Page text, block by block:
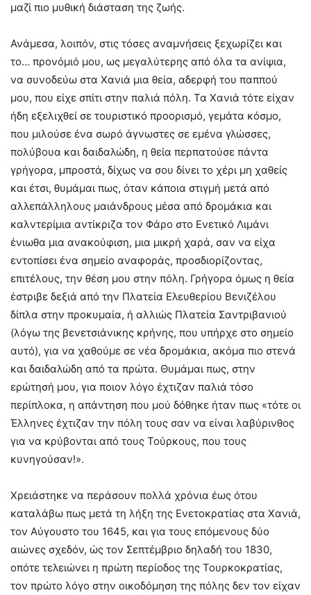
μαζί πιο μυθική διάσταση της ζωής.
Ανάμεσα, λοιπόν, στις τόσες αναμνήσεις ξεχωρίζει και
το… προνόμιό μου, ως μεγαλύτερης από όλα τα ανίψια,
να συνοδεύω στα Χανιά μια θεία, αδερφή του παππού
μου, που είχε σπίτι στην παλιά πόλη. Τα Χανιά τότε είχαν
ήδη εξελιχθεί σε τουριστικό προορισμό, γεμάτα κόσμο,
που μιλούσε ένα σωρό άγνωστες σε εμένα γλώσσες,
πολύβουα και δαιδαλώδη, η θεία περπατούσε πάντα
γρήγορα, μπροστά, δίχως να σου δίνει το χέρι μη χαθείς
και έτσι, θυμάμαι πως, όταν κάποια στιγμή μετά από
αλλεπάλληλους μαιάνδρους μέσα από δρομάκια και
καλντερίμια αντίκριζα τον Φάρο στο Ενετικό Λιμάνι
ένιωθα μια ανακούφιση, μια μικρή χαρά, σαν να είχα
εντοπίσει ένα σημείο αναφοράς, προσδιορίζοντας,
επιτέλους, την θέση μου στην πόλη. Γρήγορα όμως η θεία
έστριβε δεξιά από την Πλατεία Ελευθερίου Βενιζέλου
δίπλα στην προκυμαία, ή αλλιώς Πλατεία Σαντριβανιού
(λόγω της βενετσιάνικης κρήνης, που υπήρχε στο σημείο
αυτό), για να χαθούμε σε νέα δρομάκια, ακόμα πιο στενά
και δαιδαλώδη από τα πρώτα. Θυμάμαι πως, στην
ερώτησή μου, για ποιον λόγο έχτιζαν παλιά τόσο
περίπλοκα, η απάντηση που μού δόθηκε ήταν πως «τότε οι
Έλληνες έχτιζαν την πόλη τους σαν να είναι λαβύρινθος
για να κρύβονται από τους Τούρκους, που τους
κυνηγούσαν!».
Χρειάστηκε να περάσουν πολλά χρόνια έως ότου
καταλάβω πως μετά τη λήξη της Ενετοκρατίας στα Χανιά,
τον Αύγουστο του 1645, και για τους επόμενους δύο
αιώνες σχεδόν, ώς τον Σεπτέμβριο δηλαδή του 1830,
οπότε τελειώνει η πρώτη περίοδος της Τουρκοκρατίας,
τον πρώτο λόγο στην οικοδόμηση της πόλης δεν τον είχαν